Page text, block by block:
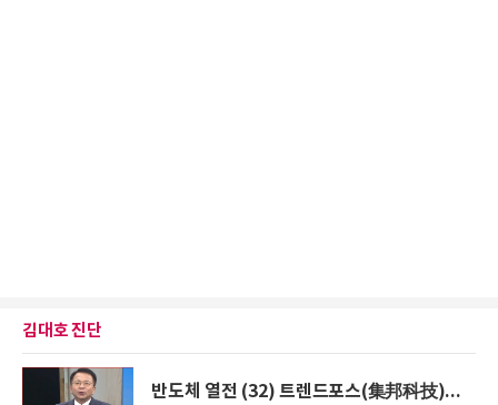
김대호 진단
반도체 열전 (32) 트렌드포스(集邦科技)...